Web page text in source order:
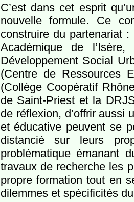
C’est dans cet esprit
nouvelle formule. Ce
construire du partenariat
Académique de
Développement Social
(Centre de Ressources
(Collège Coopératif
de Saint-Priest et la
de réflexion, d’offrir aussi
et éducative peuvent se
distancié sur leurs
problématique émanant
travaux de recherche les
propre formation tout en
dilemmes et spécificités